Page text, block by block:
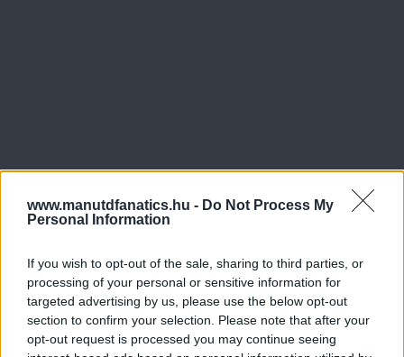
www.manutdfanatics.hu - Do Not Process My
Personal Information
If you wish to opt-out of the sale, sharing to third parties, or
processing of your personal or sensitive information for
targeted advertising by us, please use the below opt-out
section to confirm your selection. Please note that after your
opt-out request is processed you may continue seeing